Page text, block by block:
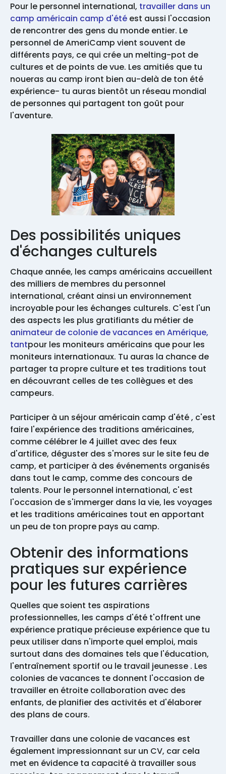
Pour le personnel international, travailler dans un
camp américain camp d'été est aussi l'occasion
de rencontrer des gens du monde entier. Le
personnel de AmeriCamp vient souvent de
différents pays, ce qui crée un melting-pot de
cultures et de points de vue. Les amitiés que tu
noueras au camp iront bien au-delà de ton été
expérience- tu auras bientôt un réseau mondial
de personnes qui partagent ton goût pour
l'aventure.
Des possibilités uniques
d'échanges culturels
Chaque année, les camps américains accueillent
des milliers de membres du personnel
international, créant ainsi un environnement
incroyable pour les échanges culturels. C'est l'un
des aspects les plus gratifiants du métier de
animateur de colonie de vacances en Amérique,
tantpour les moniteurs américains que pour les
moniteurs internationaux. Tu auras la chance de
partager ta propre culture et tes traditions tout
en découvrant celles de tes collègues et des
campeurs.
Participer à un séjour américain camp d'été , c'est
faire l'expérience des traditions américaines,
comme célébrer le 4 juillet avec des feux
d'artifice, déguster des s'mores sur le site feu de
camp, et participer à des événements organisés
dans tout le camp, comme des concours de
talents. Pour le personnel international, c'est
l'occasion de s'immerger dans la vie, les voyages
et les traditions américaines tout en apportant
un peu de ton propre pays au camp.
Obtenir des informations
pratiques sur expérience
pour les futures carrières
Quelles que soient tes aspirations
professionnelles, les camps d'été t'offrent une
expérience pratique précieuse expérience que tu
peux utiliser dans n'importe quel emploi, mais
surtout dans des domaines tels que l'éducation,
l'entraînement sportif ou le travail jeunesse . Les
colonies de vacances te donnent l'occasion de
travailler en étroite collaboration avec des
enfants, de planifier des activités et d'élaborer
des plans de cours.
Travailler dans une colonie de vacances est
également impressionnant sur un CV, car cela
met en évidence ta capacité à travailler sous